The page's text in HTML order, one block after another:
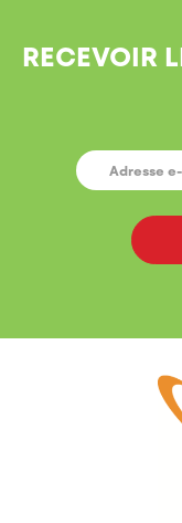
RECEVOIR
E-
MAIL *